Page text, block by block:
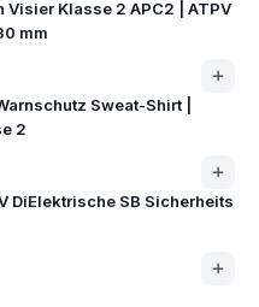
Visier Klasse 2 APC2 | ATPV
mm
Sweat-Shirt |
2
DiElektrische SB Sicherheits